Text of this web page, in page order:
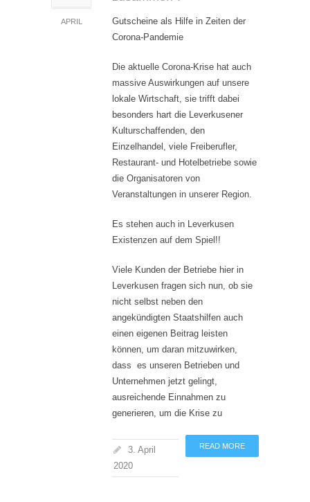
APRIL
Gutscheine als Hilfe in Zeiten der
Corona-Pandemie
Die aktuelle Corona-Krise hat auch
massive Auswirkungen auf unsere
lokale Wirtschaft, sie trifft dabei
besonders hart die Leverkusener
Kulturschaffenden, den
Einzelhandel, viele Freiberufler,
Restaurant- und Hotelbetriebe sowie
die Organisatoren von
Veranstaltungen in unserer Region.
Es stehen auch in Leverkusen
Existenzen auf dem Spiel!!
Viele Kunden der Betriebe hier in
Leverkusen fragen sich nun, ob sie
nicht selbst neben den
angekündigten Staatshilfen auch
einen eigenen Beitrag leisten
können, um daran mitzuwirken,
dass es unseren Betrieben und
Unternehmen jetzt gelingt,
ausreichende Einnahmen zu
generieren, um die Krise zu
READ MORE
3. April
2020